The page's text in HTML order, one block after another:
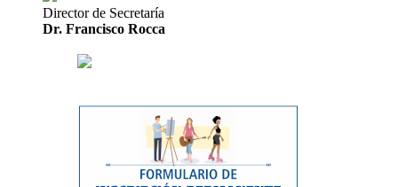
Director de Secretaría
Dr. Francisco Rocca